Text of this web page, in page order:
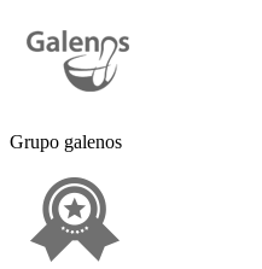
Grupo galenos